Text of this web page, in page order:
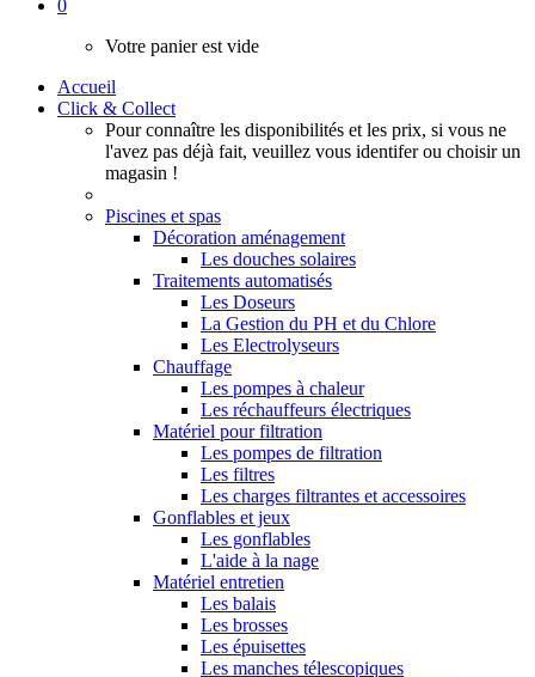
0
Votre panier est vide
Accueil
Click & Collect
Pour connaître les disponibilités et les prix, si vous ne
l'avez pas déjà fait, veuillez vous identifer ou choisir un
magasin !
Piscines et spas
Décoration aménagement
Les douches solaires
Traitements automatisés
Les Doseurs
La Gestion du PH et du Chlore
Les Electrolyseurs
Chauffage
Les pompes à chaleur
Les réchauffeurs électriques
Matériel pour filtration
Les pompes de filtration
Les filtres
Les charges filtrantes et accessoires
Gonflables et jeux
Les gonflables
L'aide à la nage
Matériel entretien
Les balais
Les brosses
Les épuisettes
Les manches télescopiques